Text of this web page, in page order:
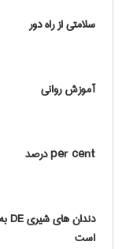
سلامتی از راه دور
آموزش روانی
per cent درصد
است